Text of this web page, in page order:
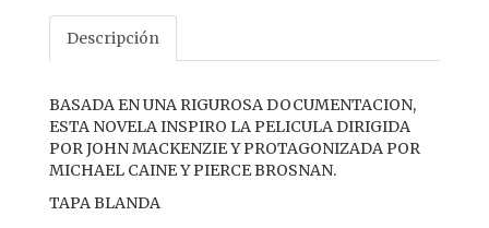
Descripción
BASADA EN UNA RIGUROSA DOCUMENTACION,
ESTA NOVELA INSPIRO LA PELICULA DIRIGIDA
POR JOHN MACKENZIE Y PROTAGONIZADA POR
MICHAEL CAINE Y PIERCE BROSNAN.
TAPA BLANDA